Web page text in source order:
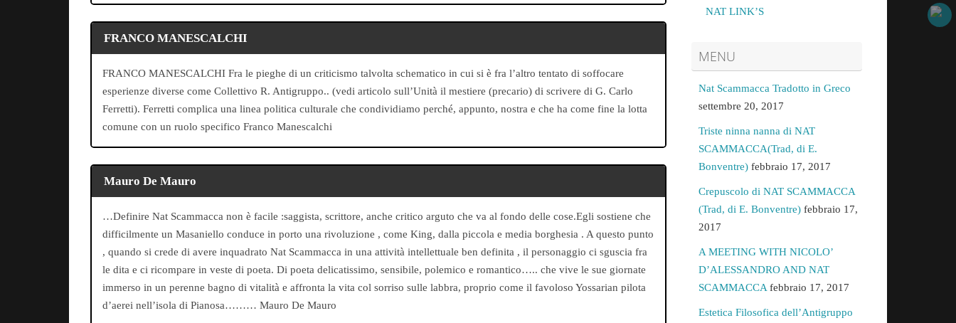
FRANCO MANESCALCHI
FRANCO MANESCALCHI Fra le pieghe di un criticismo talvolta schematico in cui si è fra l’altro tentato di soffocare
esperienze diverse come Collettivo R. Antigruppo.. (vedi articolo sull’Unità il mestiere (precario) di scrivere di G. Carlo
Ferretti). Ferretti complica una linea politica culturale che condividiamo perché, appunto, nostra e che ha come fine la lotta
comune con un ruolo specifico Franco Manescalchi
Mauro De Mauro
…Definire Nat Scammacca non è facile :saggista, scrittore, anche critico arguto che va al fondo delle cose.Egli sostiene che
difficilmente un Masaniello conduce in porto una rivoluzione , come King, dalla piccola e media borghesia . A questo punto
, quando si crede di avere inquadrato Nat Scammacca in una attività intellettuale ben definita , il personaggio ci sguscia fra
le dita e ci ricompare in veste di poeta. Di poeta delicatissimo, sensibile, polemico e romantico….. che vive le sue giornate
immerso in un perenne bagno di vitalità e affronta la vita col sorriso sulle labbra, proprio come il favoloso Yossarian pilota
d’aerei nell’isola di Pianosa……… Mauro De Mauro
NAT LINK’S
MENU
Nat Scammacca Tradotto in Greco
settembre 20, 2017
Triste ninna nanna di NAT
SCAMMACCA(Trad, di E.
Bonventre) febbraio 17, 2017
Crepuscolo di NAT SCAMMACCA
(Trad, di E. Bonventre) febbraio 17,
2017
A MEETING WITH NICOLO’
D’ALESSANDRO AND NAT
SCAMMACCA febbraio 17, 2017
Estetica Filosofica dell’Antigruppo